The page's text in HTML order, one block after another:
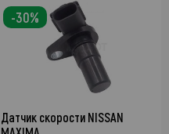
Датчик скорости NISSAN
-30%